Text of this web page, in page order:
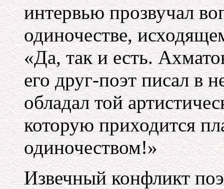
интервью прозвучал
одиночестве,
«Да, так и есть.
его друг-поэт писал в
обладал той
которую приходится
одиночеством!»
Извечный конфликт